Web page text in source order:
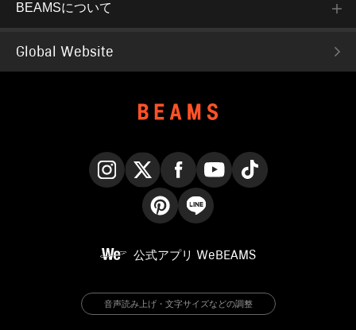
BEAMSについて
Global Website
公式アプリ WeBEAMS
音声読み上げ・文字サイズなどの調整